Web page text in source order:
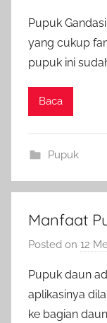
Pupuk
yang cukup
pupuk ini
Baca
Pupuk
Manfaat
Posted on 12
Pupuk daun
aplikasinya
ke bagian